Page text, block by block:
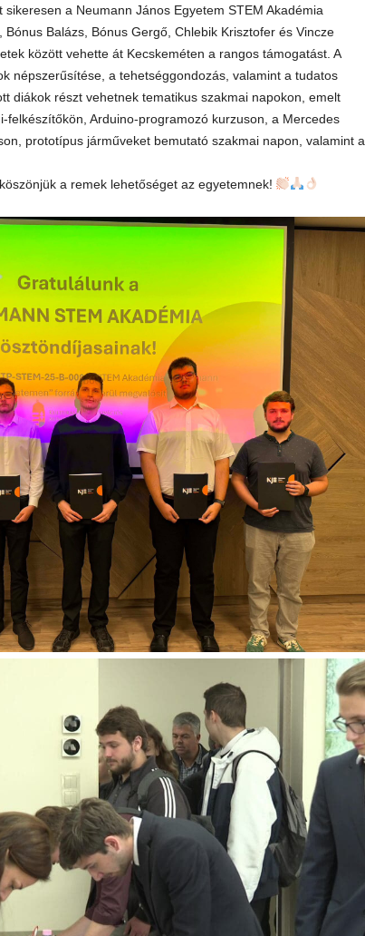
a Neumann János Egyetem STEM Akadémia
Balázs, Bónus Gergő, Chlebik Krisztofer és Vincze
között vehette át Kecskeméten a rangos támogatást. A
népszerűsítése, a tehetséggondozás, valamint a tudatos
diákok részt vehetnek tematikus szakmai napokon, emelt
felkészítőkön, Arduino-programozó kurzuson, a Mercedes
prototípus járműveket bemutató szakmai napon, valamint a
a remek lehetőséget az egyetemnek!